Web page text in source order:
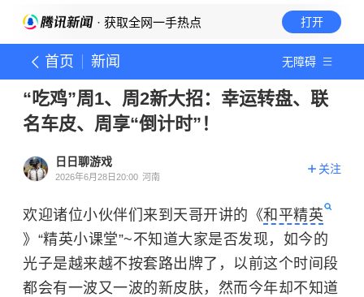
· 获取全网一手热点 打开
首页 新闻 无障碍
“吃鸡”周1、周2新大招：幸运转盘、联
名车皮、周享“倒计时”！
日日聊游戏
2026年6月28日20:00 河南
关注
欢迎诸位小伙伴们来到天哥开讲的《和平精英
》“精英小课堂”~不知道大家是否发现，如今的
光子是越来越不按套路出牌了，以前这个时间段
都会有一波又一波的新皮肤，然而今年却不知道